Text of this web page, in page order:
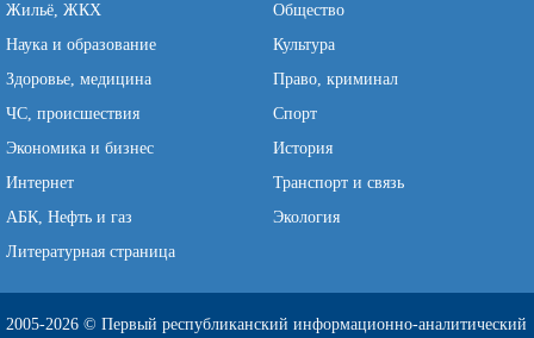
Жильё, ЖКХ
Общество
Наука и образование
Культура
Здоровье, медицина
Право, криминал
ЧС, происшествия
Спорт
Экономика и бизнес
История
Интернет
Транспорт и связь
АБК, Нефть и газ
Экология
Литературная страница
2005-2026 © Первый республиканский информационно-аналитический